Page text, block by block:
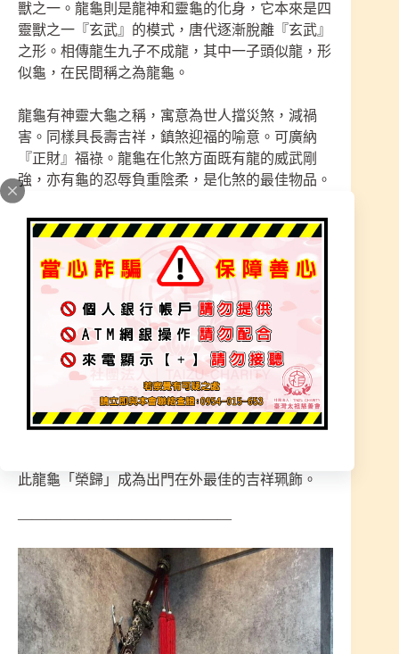
獸之一。龍龜則是龍神和靈龜的化身，它本來是四
靈獸之一『玄武』的模式，唐代逐漸脫離『玄武』
之形。相傳龍生九子不成龍，其中一子頭似龍，形
似龜，在民間稱之為龍龜。
龍龜有神靈大龜之稱，寓意為世人擋災煞，減禍
害。同樣具長壽吉祥，鎮煞迎福的喻意。可廣納
『正財』福祿。龍龜在化煞方面既有龍的威武剛
強，亦有龜的忍辱負重陰柔，是化煞的最佳物品。
家中有官非、是非、資不抵債，財運衰弱等問題，
宜供奉龍龜，化解凶氣，亦可當作鎮宅興家之用。
龜會吸收天地山川的靈氣，所以特別長壽。因此，
在老人家的睡房裏擺放龜形的裝飾品來象徵健康長
壽，甚為適宜，但要注意，龜的頭部必須向著窗
外。如用龍龜招財，將龍龜正對大門及窗戶吸納財
氣入宅。
龍龜為龍生九子中的贔屭【音同必細】：一名霸
下，形似龜好負重，金石碑下龜跌是也,有忍辱負
此龍龜「榮歸」成為出門在外最佳的吉祥珮飾。
———————————————